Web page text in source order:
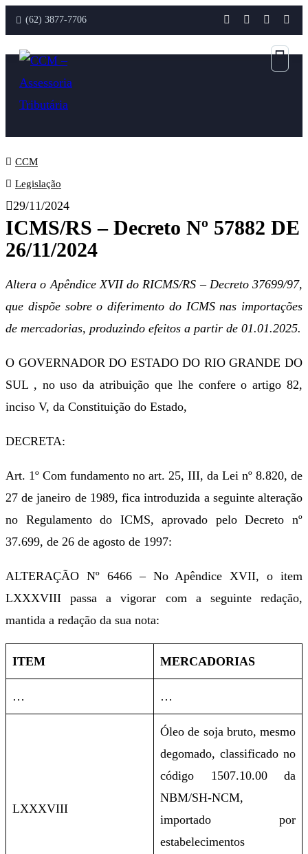
(62) 3877-7706
CCM
Legislação
29/11/2024
ICMS/RS – Decreto Nº 57882 DE
26/11/2024
Altera o Apêndice XVII do RICMS/RS – Decreto 37699/97,
que dispõe sobre o diferimento do ICMS nas importações
de mercadorias, produzindo efeitos a partir de 01.01.2025.
O GOVERNADOR DO ESTADO DO RIO GRANDE DO
SUL , no uso da atribuição que lhe confere o artigo 82,
inciso V, da Constituição do Estado,
DECRETA:
Art. 1º Com fundamento no art. 25, III, da Lei nº 8.820, de
27 de janeiro de 1989, fica introduzida a seguinte alteração
no Regulamento do ICMS, aprovado pelo Decreto nº
37.699, de 26 de agosto de 1997:
ALTERAÇÃO Nº 6466 – No Apêndice XVII, o item
LXXXVIII passa a vigorar com a seguinte redação,
mantida a redação da sua nota:
ITEM MERCADORIAS
… …
LXXXVIII
Óleo de soja bruto, mesmo
degomado, classificado no
código 1507.10.00 da
NBM/SH-NCM,
importado por
estabelecimentos